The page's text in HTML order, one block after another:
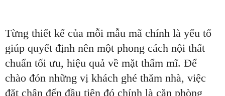
Từng thiết kế của mỗi mẫu mã chính là yếu tố
giúp quyết định nên một phong cách nội thất
chuẩn tối ưu, hiệu quả về mặt thẩm mĩ. Để
chào đón những vị khách ghé thăm nhà, việc
đặt chân đến đầu tiên đó chính là căn phòng